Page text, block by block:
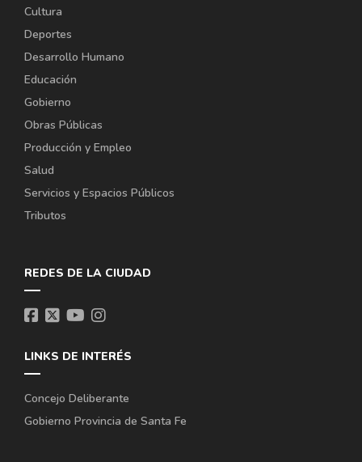
Cultura
Deportes
Desarrollo Humano
Educación
Gobierno
Obras Públicas
Producción y Empleo
Salud
Servicios y Espacios Públicos
Tributos
REDES DE LA CIUDAD
LINKS DE INTERÉS
Concejo Deliberante
Gobierno Provincia de Santa Fe